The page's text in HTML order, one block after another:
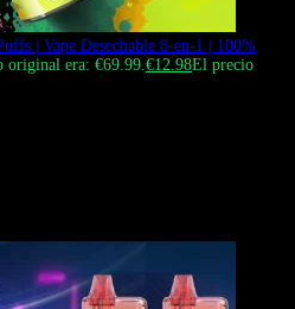
| Vape Desechable 8-en-1 | 100%
original era: €69.99.€12.98El precio